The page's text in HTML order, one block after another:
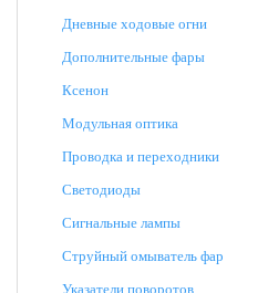
Дневные ходовые огни
Дополнительные фары
Ксенон
Модульная оптика
Проводка и переходники
Светодиоды
Сигнальные лампы
Струйный омыватель фар
Указатели поворотов